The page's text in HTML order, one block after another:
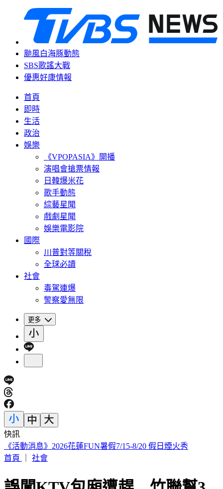
颱風白海豚動態
SBS歌謠大戰
優惠好康情報
首頁
即時
生活
政治
娛樂
《VPOPASIA》開播
演唱會搶票情報
日韓爆米花
歌手動態
綜藝星聞
戲劇星聞
娛樂電影院
國際
川普對等關稅
全球必讀
社會
毒駕連爆
警察愛無限
更多
快訊
2026 SBS歌謠大戰SUMMER／最美小貓咪來了！MEOVV白
禮服仙氣走藍毯